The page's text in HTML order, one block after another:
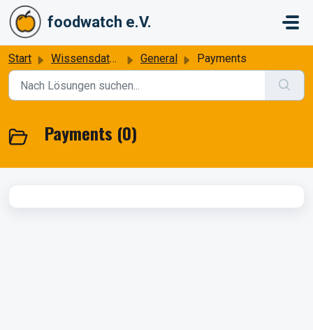
Zum hauptsächlichen Inhalt gehen
foodwatch e.V.
Start Wissensdatenbank General Payments
Payments (0)